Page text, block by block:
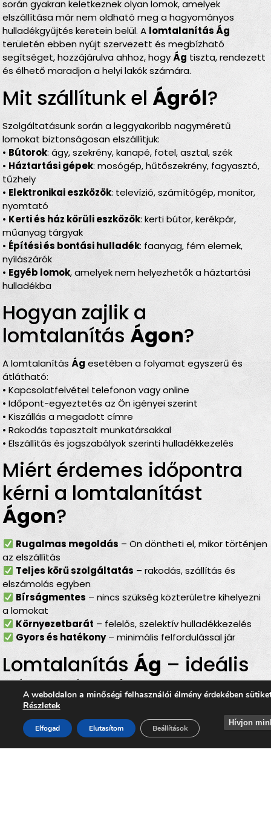
során gyakran keletkeznek olyan lomok, amelyek
elszállítása már nem oldható meg a hagyományos
hulladékgyűjtés keretein belül. A lomtalanítás Ág
területén ebben nyújt szervezett és megbízható
segítséget, hozzájárulva ahhoz, hogyÁg tiszta, rendezett
és élhető maradjon a helyi lakók számára.
Mit szállítunk elÁgról?
Szolgáltatásunk során a leggyakoribb nagyméretű
lomokat biztonságosan elszállítjuk:
• Bútorok: ágy, szekrény, kanapé, fotel, asztal, szék
• Háztartási gépek: mosógép, hűtőszekrény, fagyasztó,
tűzhely
• Elektronikai eszközök: televízió, számítógép, monitor,
nyomtató
• Kerti és ház körüli eszközök: kerti bútor, kerékpár,
műanyag tárgyak
• Építési és bontási hulladék: faanyag, fém elemek,
nyílászárók
• Egyéb lomok, amelyek nem helyezhetők a háztartási
hulladékba
Hogyan zajlik a
lomtalanításÁgon?
A lomtalanításÁg esetében a folyamat egyszerű és
átlátható:
• Kapcsolatfelvétel telefonon vagy online
• Időpont-egyeztetés az Ön igényei szerint
• Kiszállás a megadott címre
• Rakodás tapasztalt munkatársakkal
• Elszállítás és jogszabályok szerinti hulladékkezelés
Miért érdemes időpontra
kérni a lomtalanítást
Ágon?
Rugalmas megoldás – Ön döntheti el, mikor történjen
az elszállítás
Teljes körű szolgáltatás – rakodás, szállítás és
elszámolás egyben
Bírságmentes – nincs szükség közterületre kihelyezni
a lomokat
Környezetbarát – felelős, szelektív hulladékkezelés
Gyors és hatékony– minimális felfordulással jár
LomtalanításÁg – ideális
választás minden
helyzetben
Akárköltözésről, lakásfelújításról, garázs- vagy
pinceürítésről, irodai selejtezésről vagy egy nagyobb
A weboldalon a minőségi felhasználói élmény érdekében
Részletek
Elfogad Elutasítom Beállítások
Hívjon